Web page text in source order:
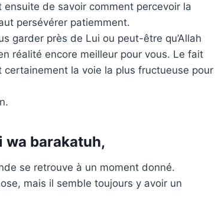
ensuite de savoir comment percevoir la
persévérer patiemment.
garder près de Lui ou peut-être qu’Allah
réalité encore meilleur pour vous. Le fait
la voie la plus fructueuse pour
wa barakatuh,
se retrouve à un moment donné.
mais il semble toujours y avoir un